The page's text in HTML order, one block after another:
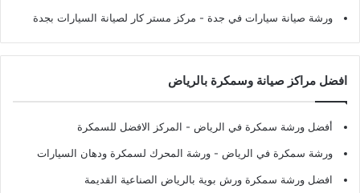
ورشة صيانة سيارات في جدة - مركز مستر كار لصيانة السيارات بجدة
افضل مراكز صيانة وسمكرة بالرياض
أفضل ورشة سمكرة في الرياض - المركز الافضل للسمكرة
ورشة سمكرة في الرياض - ورشة المحرك لسمكرة ودهان السيارات
افضل ورشة سمكرة ورش بوية بالرياض الصناعية القديمة